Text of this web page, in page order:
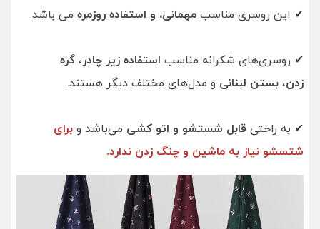
✔ این روسری‌ مناسب مهمانی، و استفاده روزمره می باشد.
✔ روسری‌های شکرانه مناسب استفاده زیر چادر، گره
زدن، بستن لبنانی و مدل‌های مختلف دیگر هستند.
✔ به راحتی قابل شستشو و اتو کشی می‌باشد و برای
شتسشو نیاز به ماشین و چنگ زدن ندارد.